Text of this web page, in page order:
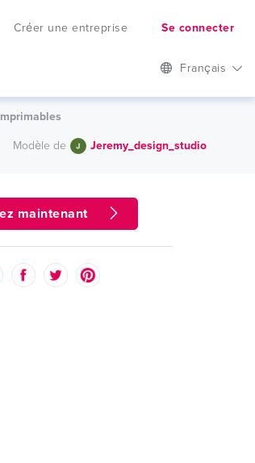
Créer une entreprise Se connecter
Français
Modèle de Jeremy_design_studio
maintenant